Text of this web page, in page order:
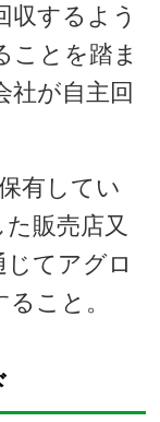
収するよう
ことを踏ま
社が自主回
有してい
販売店又
てアグロ
こと。